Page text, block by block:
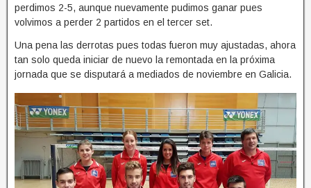
perdimos 2-5, aunque nuevamente pudimos ganar pues
volvimos a perder 2 partidos en el tercer set.
Una pena las derrotas pues todas fueron muy ajustadas, ahora
tan solo queda iniciar de nuevo la remontada en la próxima
jornada que se disputará a mediados de noviembre en Galicia.